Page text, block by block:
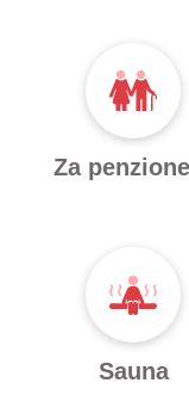
Za
Sauna